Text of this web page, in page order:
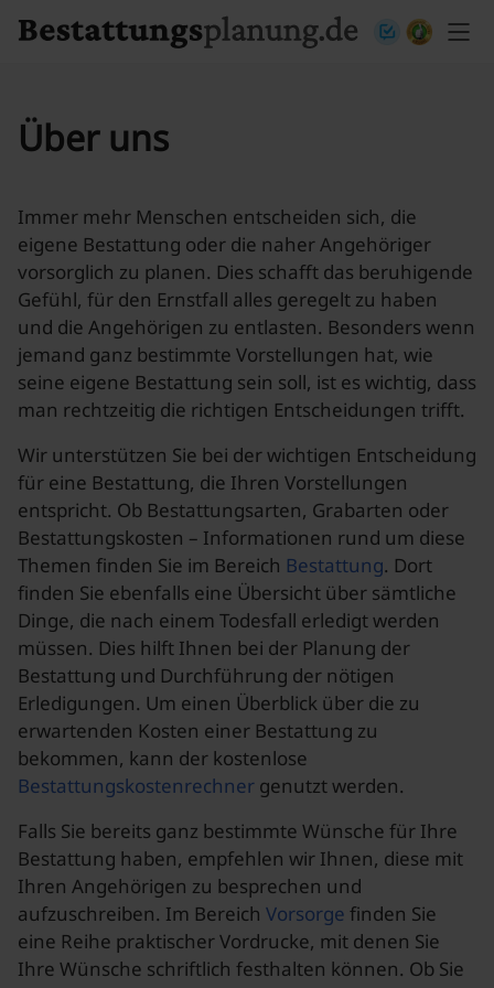
Über uns
Immer mehr Menschen entscheiden sich, die
eigene Bestattung oder die naher Angehöriger
vorsorglich zu planen. Dies schafft das beruhigende
Gefühl, für den Ernstfall alles geregelt zu haben
und die Angehörigen zu entlasten. Besonders wenn
jemand ganz bestimmte Vorstellungen hat, wie
seine eigene Bestattung sein soll, ist es wichtig, dass
man rechtzeitig die richtigen Entscheidungen trifft.
Wir unterstützen Sie bei der wichtigen Entscheidung
für eine Bestattung, die Ihren Vorstellungen
entspricht. Ob Bestattungsarten, Grabarten oder
Bestattungskosten – Informationen rund um diese
Themen finden Sie im Bereich Bestattung. Dort
finden Sie ebenfalls eine Übersicht über sämtliche
Dinge, die nach einem Todesfall erledigt werden
müssen. Dies hilft Ihnen bei der Planung der
Bestattung und Durchführung der nötigen
Erledigungen. Um einen Überblick über die zu
erwartenden Kosten einer Bestattung zu
bekommen, kann der kostenlose
Bestattungskostenrechner genutzt werden.
Falls Sie bereits ganz bestimmte Wünsche für Ihre
Bestattung haben, empfehlen wir Ihnen, diese mit
Ihren Angehörigen zu besprechen und
aufzuschreiben. Im Bereich Vorsorge finden Sie
eine Reihe praktischer Vordrucke, mit denen Sie
Ihre Wünsche schriftlich festhalten können. Ob Sie